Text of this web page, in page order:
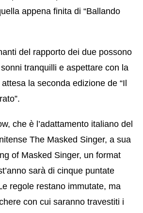
appena finita di “Ballando
del rapporto dei due possono
tranquilli e aspettare con la
la seconda edizione de “Il
che è l’adattamento italiano del
The Masked Singer, a sua
of Masked Singer, un format
sarà di cinque puntate
regole restano immutate, ma
con cui saranno travestiti i